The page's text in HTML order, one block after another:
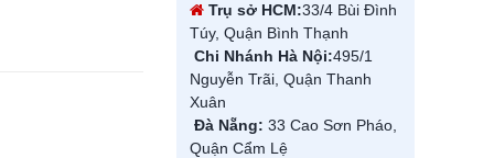
Trụ sở HCM:33/4 Bùi Đình
Túy, Quận Bình Thạnh
Chi Nhánh Hà Nội:495/1
Nguyễn Trãi, Quận Thanh
Xuân
Đà Nẵng: 33 Cao Sơn Pháo,
Quận Cẩm Lệ